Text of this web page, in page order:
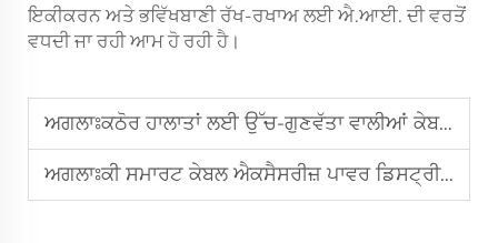
ਇਕੀਕਰਨ ਅਤੇ ਭਵਿੱਖਬਾਣੀ ਰੱਖ-ਰਖਾਅ ਲਈ ਐ.ਆਈ. ਦੀ ਵਰਤੋਂ
ਵਧਦੀ ਜਾ ਰਹੀ ਆਮ ਹੋ ਰਹੀ ਹੈ।
ਅਗਲਾਃਕਠੋਰ ਹਾਲਾਤਾਂ ਲਈ ਉੱਚ-ਗੁਣਵੱਤਾ ਵਾਲੀਆਂ ਕੇਬਲ ਐਕਸੈਸਰੀਜ਼ ਨੂੰ ਕਿਵੇਂ ਪਛਾਣਨਾ ਹੈ
ਅਗਲਾਃਕੀ ਸਮਾਰਟ ਕੇਬਲ ਐਕਸੈਸਰੀਜ਼ ਪਾਵਰ ਡਿਸਟ੍ਰੀਬਿਊਸ਼ਨ ਦੀ ਅਗਲੀ ਪੜਾਅ ਹਨ